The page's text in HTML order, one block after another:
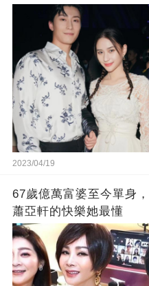
2023/04/19
67歲億萬富婆至今單身
蕭亞軒的快樂她最懂